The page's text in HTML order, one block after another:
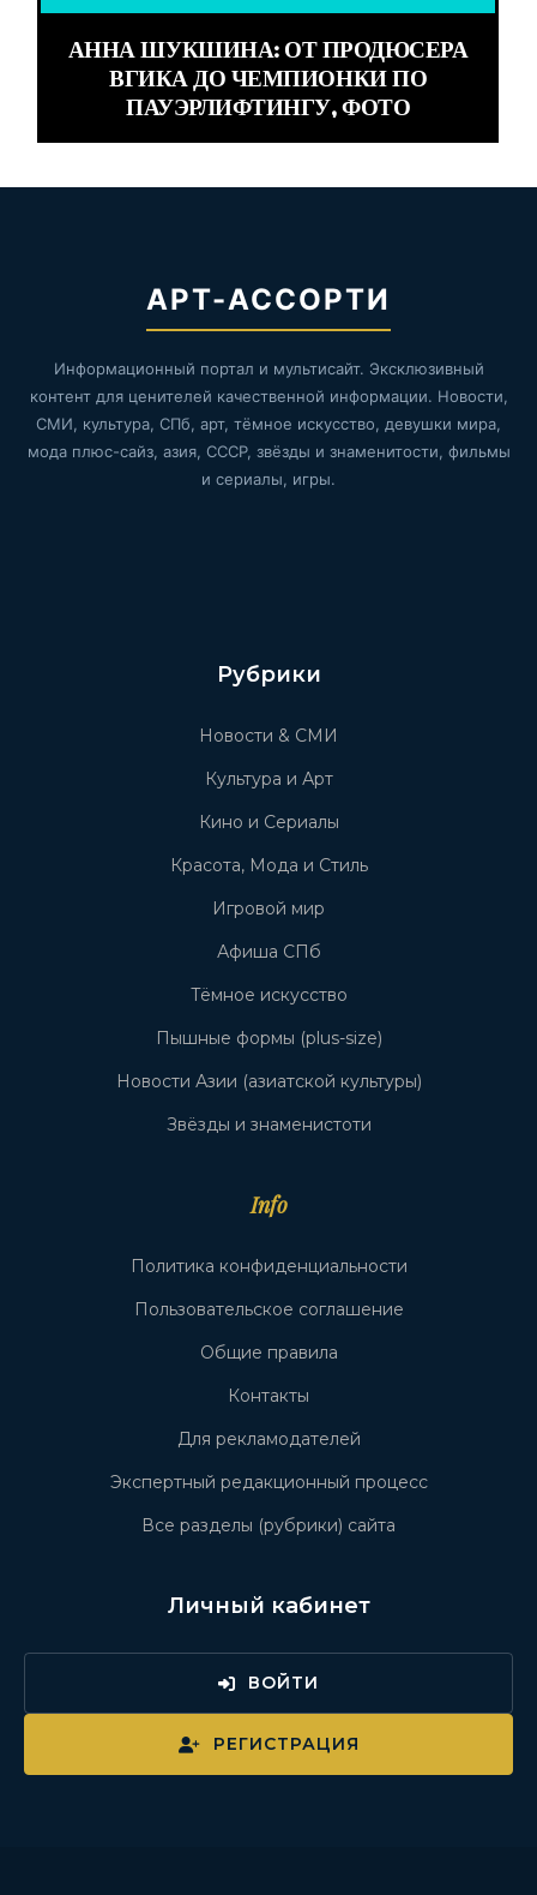
АННА ШУКШИНА: ОТ ПРОДЮСЕРА
ВГИКА ДО ЧЕМПИОНКИ ПО
ПАУЭРЛИФТИНГУ, ФОТО
АРТ-АССОРТИ
Информационный портал и мультисайт. Эксклюзивный
контент для ценителей качественной информации. Новости,
СМИ, культура, СПб, арт, тёмное искусство, девушки мира,
мода плюс-сайз, азия, СССР, звёзды и знаменитости, фильмы
и сериалы, игры.
Рубрики
Новости & СМИ
Культура и Арт
Кино и Сериалы
Красота, Мода и Стиль
Игровой мир
Афиша СПб
Тёмное искусство
Пышные формы (plus-size)
Новости Азии (азиатской культуры)
Звёзды и знаменистоти
Info
Политика конфиденциальности
Пользовательское соглашение
Общие правила
Контакты
Для рекламодателей
Экспертный редакционный процесс
Все разделы (рубрики) сайта
Личный кабинет
ВОЙТИ
РЕГИСТРАЦИЯ